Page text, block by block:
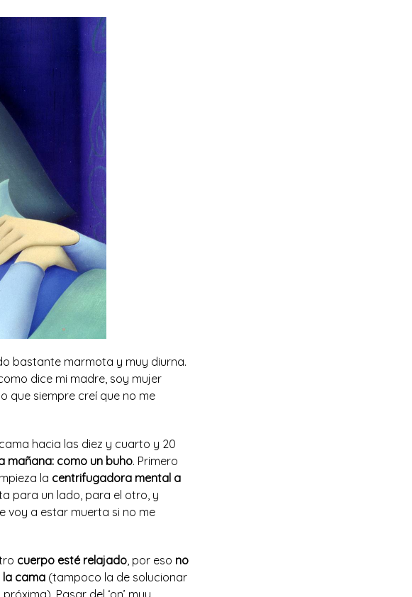
bastante marmota y muy diurna.
dice mi madre, soy mujer
que siempre creí que no me
hacia las diez y cuarto y 20
mañana: como un buho. Primero
la centrifugadora mental a
para un lado, para el otro, y
voy a estar muerta si no me
cuerpo esté relajado, por eso no
la cama (tampoco la de solucionar
Pasar del ‘on’ muy